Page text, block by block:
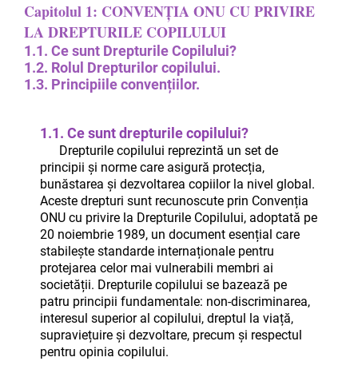
Capitolul 1: CONVENȚIA ONU CU PRIVIRE
LA DREPTURILE COPILULUI
1.1. Ce sunt Drepturile Copilului?
1.2. Rolul Drepturilor copilului.
1.3. Principiile convențiilor.
1.1. Ce sunt drepturile copilului?
Drepturile copilului reprezintă un set de
principii și norme care asigură protecția,
bunăstarea și dezvoltarea copiilor la nivel global.
Aceste drepturi sunt recunoscute prin Convenția
ONU cu privire la Drepturile Copilului, adoptată pe
20 noiembrie 1989, un document esențial care
stabilește standarde internaționale pentru
protejarea celor mai vulnerabili membri ai
societății. Drepturile copilului se bazează pe
patru principii fundamentale: non-discriminarea,
interesul superior al copilului, dreptul la viață,
supraviețuire și dezvoltare, precum și respectul
pentru opinia copilului.